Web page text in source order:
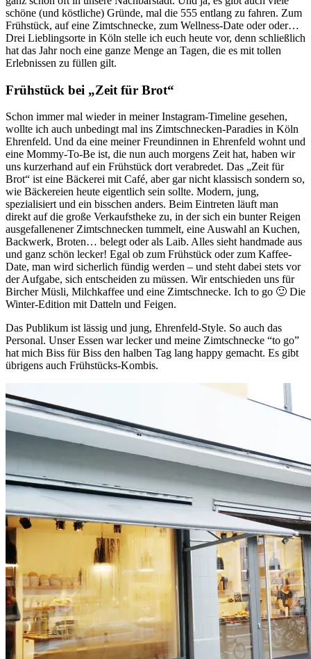
schöne (und köstliche) Gründe, mal die 555 entlang zu fahren. Zum
Frühstück, auf eine Zimtschnecke, zum Wellness-Date oder oder…
Drei Lieblingsorte in Köln stelle ich euch heute vor, denn schließlich
hat das Jahr noch eine ganze Menge an Tagen, die es mit tollen
Erlebnissen zu füllen gilt.
Frühstück bei „Zeit für Brot“
Schon immer mal wieder in meiner Instagram-Timeline gesehen,
wollte ich auch unbedingt mal ins Zimtschnecken-Paradies in Köln
Ehrenfeld. Und da eine meiner Freundinnen in Ehrenfeld wohnt und
eine Mommy-To-Be ist, die nun auch morgens Zeit hat, haben wir
uns kurzerhand auf ein Frühstück dort verabredet. Das „Zeit für
Brot“ ist eine Bäckerei mit Café, aber gar nicht klassisch sondern so,
wie Bäckereien heute eigentlich sein sollte. Modern, jung,
spezialisiert und ein bisschen anders. Beim Eintreten läuft man
direkt auf die große Verkaufstheke zu, in der sich ein bunter Reigen
ausgefallenener Zimtschnecken tummelt, eine Auswahl an Kuchen,
Backwerk, Broten… belegt oder als Laib. Alles sieht handmade aus
und ganz schön lecker! Egal ob zum Frühstück oder zum Kaffee-
Date, man wird sicherlich fündig werden – und steht dabei stets vor
der Aufgabe, sich entscheiden zu müssen. Wir entschieden uns für
Bircher Müsli, Milchkaffee und eine Zimtschnecke. Ich to go 🙂 Die
Winter-Edition mit Datteln und Feigen.
Das Publikum ist lässig und jung, Ehrenfeld-Style. So auch das
Personal. Unser Essen war lecker und meine Zimtschnecke “to go”
hat mich Biss für Biss den halben Tag lang happy gemacht. Es gibt
übrigens auch Frühstücks-Kombis.